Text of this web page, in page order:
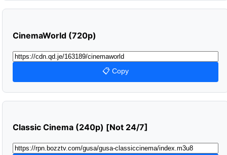
CinemaWorld (720p)
📋 Copy
Classic Cinema (240p) [Not 24/7]